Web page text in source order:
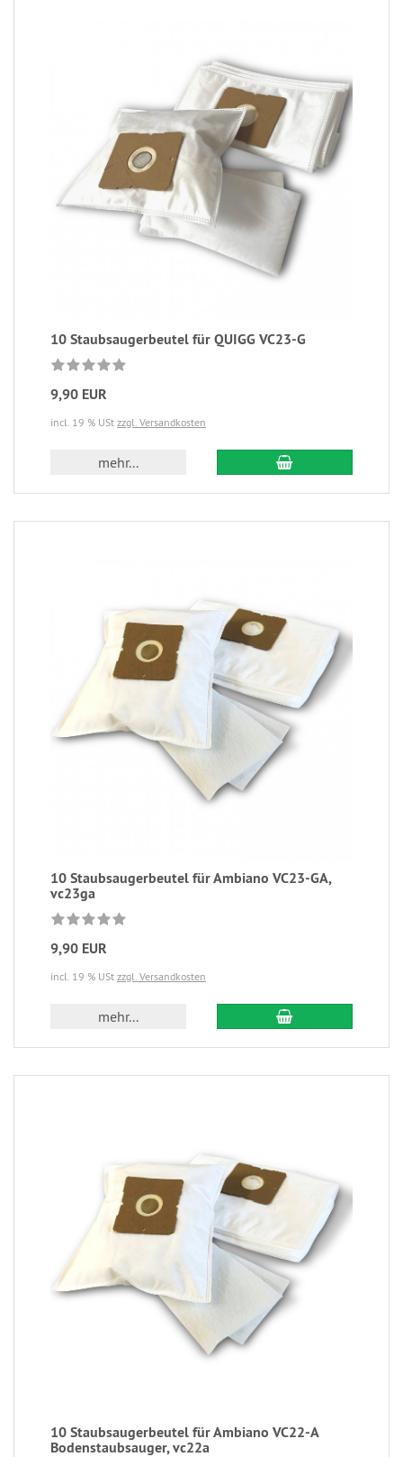
10 Staubsaugerbeutel für QUIGG VC23-G
9,90 EUR
incl. 19 % USt zzgl. Versandkosten
mehr...
10 Staubsaugerbeutel für Ambiano VC23-GA,
vc23ga
9,90 EUR
incl. 19 % USt zzgl. Versandkosten
mehr...
10 Staubsaugerbeutel für Ambiano VC22-A
Bodenstaubsauger, vc22a